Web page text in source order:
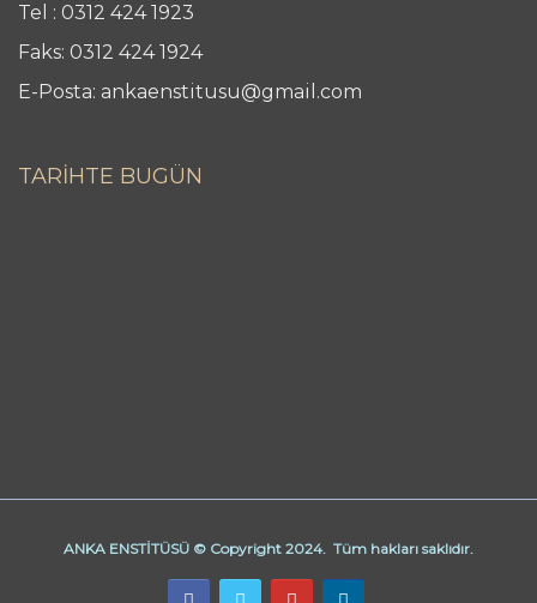
Tel : 0312 424 1923
Faks: 0312 424 1924
E-Posta: ankaenstitusu@gmail.com
TARİHTE BUGÜN
ANKA ENSTİTÜSÜ © Copyright 2024. Tüm hakları saklıdır.